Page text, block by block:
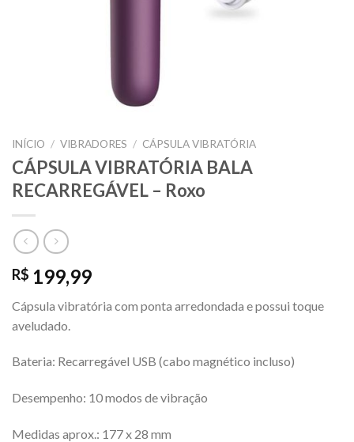
INÍCIO / VIBRADORES / CÁPSULA VIBRATÓRIA
CÁPSULA VIBRATÓRIA BALA
RECARREGÁVEL – Roxo
R$ 199,99
Cápsula vibratória com ponta arredondada e possui toque
aveludado.
Bateria: Recarregável USB (cabo magnético incluso)
Desempenho: 10 modos de vibração
Medidas aprox.: 177 x 28 mm